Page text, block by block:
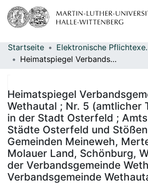
Bereiche & Sammlungen
Statistiken
Startseite
Heimatspiegel Verbandsgemeinde Wethautal ; Nr. 5 (amtlicher Teil) : mit Sitz in der Stadt Osterfeld ; Amtsblatt der Städte Osterfeld und Stößen sowie der Gemeinden Meineweh, Mertendorf, Molauer Land, Schönburg, Wethau und der Verbandsgemeinde Wethautal / Hrsg.: Verbandsgemeinde Wethautal
Heimatspiegel
Wethautal ; Nr. 5 (amtlicher
in der Stadt Osterfeld ;
Städte Osterfeld und
Gemeinden Meineweh,
Molauer Land, Schönburg,
der Verbandsgemeinde
Verbandsgemeinde